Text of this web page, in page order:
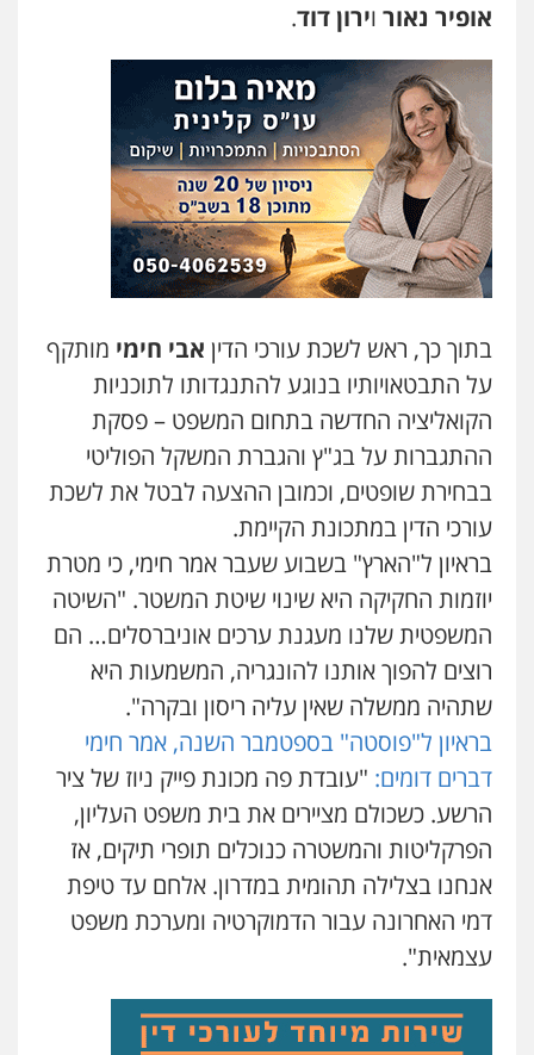
אופיר נאור וירון דוד.
בתוך כך, ראש לשכת עורכי הדין אבי חימי מותקף
על התבטאויותיו בנוגע להתנגדותו לתוכניות
הקואליציה החדשה בתחום המשפט – פסקת
ההתגברות על בג"ץ והגברת המשקל הפוליטי
בבחירת שופטים, וכמובן ההצעה לבטל את לשכת
עורכי הדין במתכונת הקיימת.
בראיון ל"הארץ" בשבוע שעבר אמר חימי, כי מטרת
יוזמות החקיקה היא שינוי שיטת המשטר. "השיטה
המשפטית שלנו מעגנת ערכים אוניברסלים… הם
רוצים להפוך אותנו להונגריה, המשמעות היא
שתהיה ממשלה שאין עליה ריסון ובקרה".
בראיון ל"פוסטה" בספטמבר השנה, אמר חימי
דברים דומים: "עובדת פה מכונת פייק ניוז של ציר
הרשע. כשכולם מציירים את בית משפט העליון,
הפרקליטות והמשטרה כנוכלים תופרי תיקים, אז
אנחנו בצלילה תהומית במדרון. אלחם עד טיפת
דמי האחרונה עבור הדמוקרטיה ומערכת משפט
עצמאית".